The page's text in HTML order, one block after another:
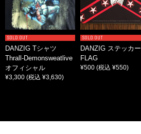
SOLD OUT
DANZIG Tシャツ
Thrall-Demonsweatlive
オフィシャル
¥3,300 (税込 ¥3,630)
SOLD OUT
DANZIG ステッカー
FLAG
¥500 (税込 ¥550)